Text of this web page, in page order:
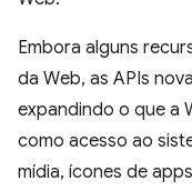
Embora alguns
da Web, as APIs
expandindo o que a
como acesso ao
mídia, ícones de